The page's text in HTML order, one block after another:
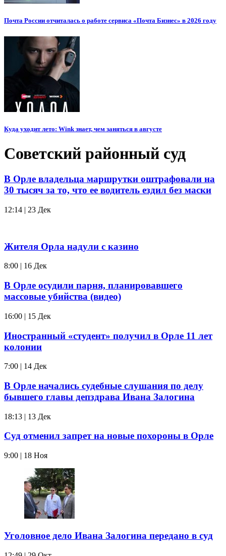
Почта России отчиталась о работе сервиса «Почта Бизнес» в 2026 году
Куда уходит лето: Wink знает, чем заняться в августе
Советский районный суд
В Орле владельца маршрутки оштрафовали на
30 тысяч за то, что ее водитель ездил без маски
12:14 | 23 Дек
Жителя Орла надули с казино
8:00 | 16 Дек
В Орле осудили парня, планировавшего
массовые убийства (видео)
16:00 | 15 Дек
Иностранный «студент» получил в Орле 11 лет
колонии
7:00 | 14 Дек
В Орле начались судебные слушания по делу
бывшего главы депздрава Ивана Залогина
18:13 | 13 Дек
Суд отменил запрет на новые похороны в Орле
9:00 | 18 Ноя
Уголовное дело Ивана Залогина передано в суд